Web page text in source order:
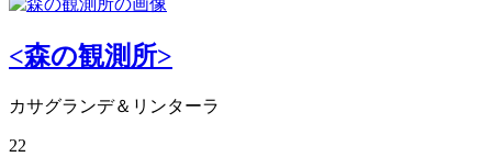
<森の観測所>
カサグランデ＆リンターラ
22